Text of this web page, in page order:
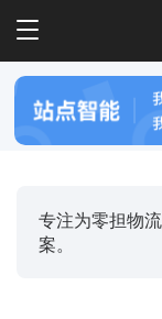
T
g
e
专注为零担物
案。